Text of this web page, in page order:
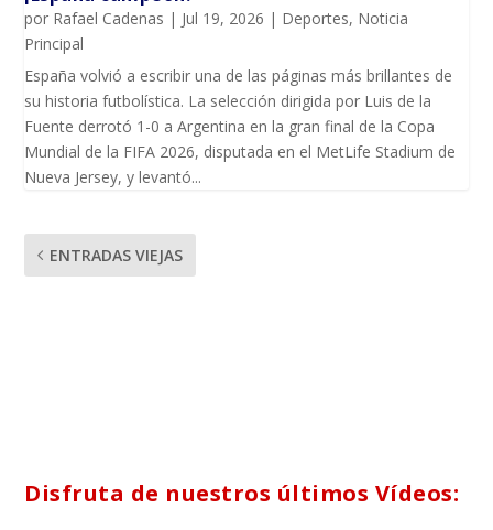
por Rafael Cadenas | Jul 19, 2026 | Deportes, Noticia
Principal
España volvió a escribir una de las páginas más brillantes de
su historia futbolística. La selección dirigida por Luis de la
Fuente derrotó 1-0 a Argentina en la gran final de la Copa
Mundial de la FIFA 2026, disputada en el MetLife Stadium de
Nueva Jersey, y levantó...
ENTRADAS VIEJAS
Disfruta de nuestros últimos Vídeos: